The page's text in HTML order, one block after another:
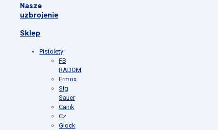
Nasze
uzbrojenie
Sklep
Pistolety
FB
RADOM
Ermox
Sig
Sauer
Canik
Cz
Glock